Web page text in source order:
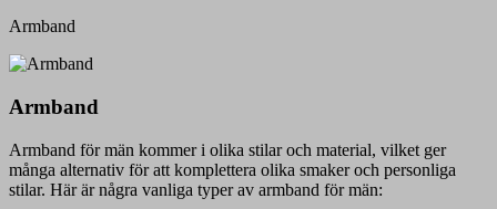
Armband
Armband
Armband för män kommer i olika stilar och material, vilket ger
många alternativ för att komplettera olika smaker och personliga
stilar. Här är några vanliga typer av armband för män: